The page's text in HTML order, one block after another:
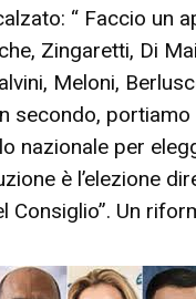
“ Faccio un
Zingaretti, Di
Meloni,
secondo, portiamo
nazionale per
è l’elezione
Consiglio”. Un